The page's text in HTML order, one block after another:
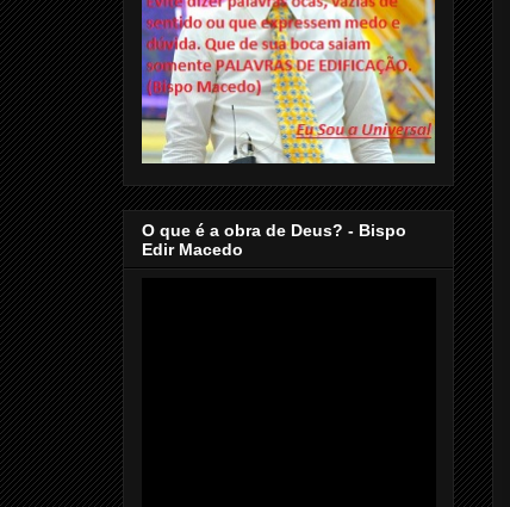
O que é a obra de Deus? - Bispo
Edir Macedo